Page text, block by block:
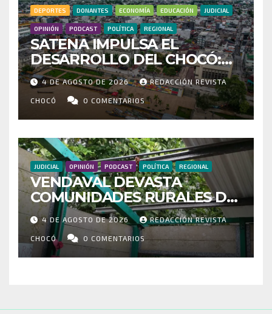
DEPORTES DONANTES ECONOMÍA EDUCACIÓN JUDICIAL
OPINIÓN PODCAST POLÍTICA REGIONAL
SATENA IMPULSA EL
DESARROLLO DEL CHOCÓ:
MÁS DE 35 MIL PASAJEROS
MOVILIZADOS Y NUEVAS
RUTAS FORTALECEN LA
CONECTIVIDAD
4 DE AGOSTO DE 2026 REDACCIÓN REVISTA
CHOCÓ 0 COMENTARIOS
JUDICIAL OPINIÓN PODCAST POLÍTICA REGIONAL
VENDAVAL DEVASTA
COMUNIDADES RURALES DE
RIOSUCIO: ESCUELAS,
VIVIENDAS Y CEMENTERIO
ENTRE LOS AFECTADOS
4 DE AGOSTO DE 2026 REDACCIÓN REVISTA
CHOCÓ 0 COMENTARIOS